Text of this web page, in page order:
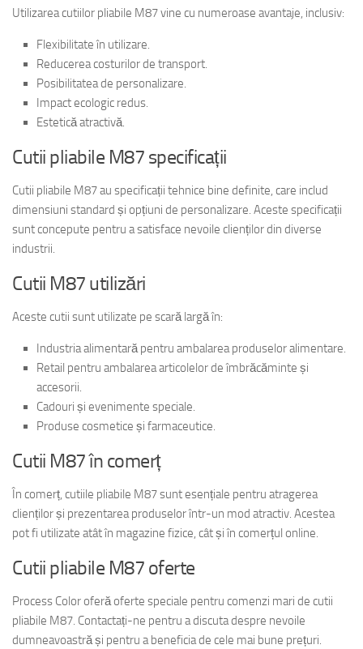
Utilizarea cutiilor pliabile M87 vine cu numeroase avantaje, inclusiv:
Flexibilitate în utilizare.
Reducerea costurilor de transport.
Posibilitatea de personalizare.
Impact ecologic redus.
Estetică atractivă.
Cutii pliabile M87 specificații
Cutii pliabile M87 au specificații tehnice bine definite, care includ
dimensiuni standard și opțiuni de personalizare. Aceste specificații
sunt concepute pentru a satisface nevoile clienților din diverse
industrii.
Cutii M87 utilizări
Aceste cutii sunt utilizate pe scară largă în:
Industria alimentară pentru ambalarea produselor alimentare.
Retail pentru ambalarea articolelor de îmbrăcăminte și
accesorii.
Cadouri și evenimente speciale.
Produse cosmetice și farmaceutice.
Cutii M87 în comerț
În comerț, cutiile pliabile M87 sunt esențiale pentru atragerea
clienților și prezentarea produselor într-un mod atractiv. Acestea
pot fi utilizate atât în magazine fizice, cât și în comerțul online.
Cutii pliabile M87 oferte
Process Color oferă oferte speciale pentru comenzi mari de cutii
pliabile M87. Contactați-ne pentru a discuta despre nevoile
dumneavoastră și pentru a beneficia de cele mai bune prețuri.